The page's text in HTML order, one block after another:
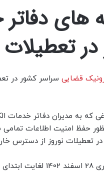
های
تعطیلات
قضایی
که به مدیران دفاتر خدمات
حفظ امنیت اطلاعات تمامی
در تعطیلات نوروز از دسترس